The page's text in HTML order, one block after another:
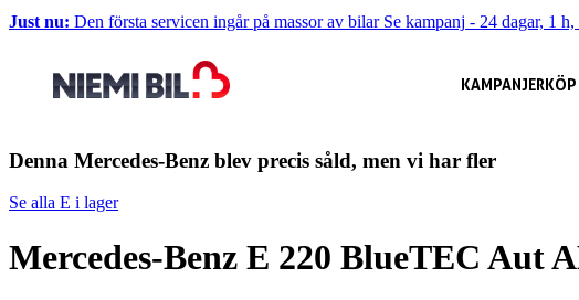
Just nu: Den första servicen ingår på massor av bilar Se kampanj - 24 dagar, 1
KAMPANJER
Denna Mercedes-Benz blev precis såld, men vi har fler
Se alla E i lager
Mercedes-Benz E 220 BlueTEC Aut